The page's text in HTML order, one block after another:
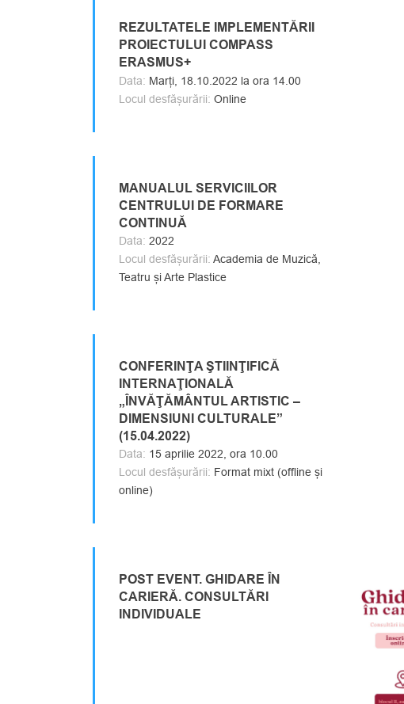
REZULTATELE IMPLEMENTĂRII
PROIECTULUI COMPASS
ERASMUS+
Data: Marți, 18.10.2022 la ora 14.00
Locul desfășurării: Online
MANUALUL SERVICIILOR
CENTRULUI DE FORMARE
CONTINUĂ
Data: 2022
Locul desfășurării: Academia de Muzică,
Teatru și Arte Plastice
CONFERINŢA ŞTIINŢIFICĂ
INTERNAŢIONALĂ
„ÎNVĂŢĂMÂNTUL ARTISTIC –
DIMENSIUNI CULTURALE”
(15.04.2022)
Data: 15 aprilie 2022, ora 10.00
Locul desfășurării: Format mixt (offline și
online)
POST EVENT. GHIDARE ÎN
CARIERĂ. CONSULTĂRI
INDIVIDUALE